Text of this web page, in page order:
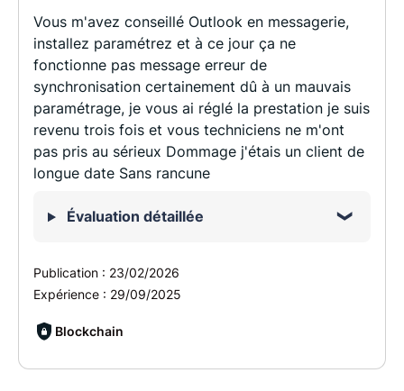
Vous m'avez conseillé Outlook en messagerie,
installez paramétrez et à ce jour ça ne
fonctionne pas message erreur de
synchronisation certainement dû à un mauvais
paramétrage, je vous ai réglé la prestation je suis
revenu trois fois et vous techniciens ne m'ont
pas pris au sérieux Dommage j'étais un client de
longue date Sans rancune
Évaluation détaillée
Publication : 23/02/2026
Expérience : 29/09/2025
Blockchain